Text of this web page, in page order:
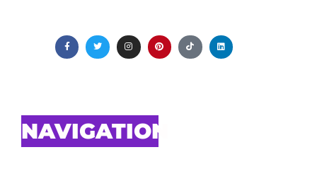
NAVIGATION